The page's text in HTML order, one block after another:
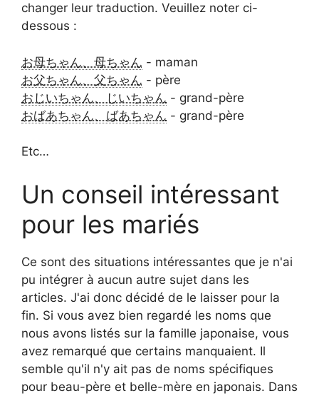
changer leur traduction. Veuillez noter ci-
dessous :
お母ちゃん、母ちゃん - maman
お父ちゃん、父ちゃん - père
おじいちゃん、じいちゃん - grand-père
おばあちゃん、ばあちゃん - grand-père
Etc…
Un conseil intéressant
pour les mariés
Ce sont des situations intéressantes que je n'ai
pu intégrer à aucun autre sujet dans les
articles. J'ai donc décidé de le laisser pour la
fin. Si vous avez bien regardé les noms que
nous avons listés sur la famille japonaise, vous
avez remarqué que certains manquaient. Il
semble qu'il n'y ait pas de noms spécifiques
pour beau-père et belle-mère en japonais. Dans